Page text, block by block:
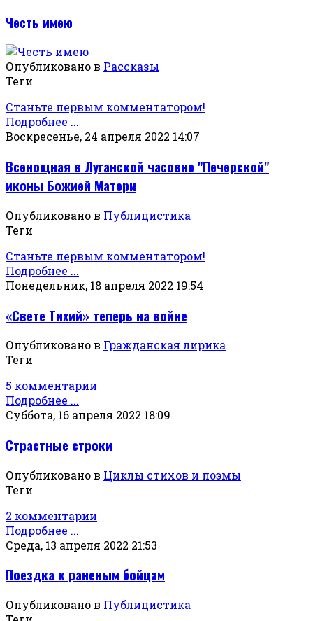
Честь имею
Опубликовано в Рассказы
Теги
Станьте первым комментатором!
Подробнее ...
Воскресенье, 24 апреля 2022 14:07
Всенощная в Луганской часовне "Печерской"
иконы Божией Матери
Опубликовано в Публицистика
Теги
Станьте первым комментатором!
Подробнее ...
Понедельник, 18 апреля 2022 19:54
«Свете Тихий» теперь на войне
Опубликовано в Гражданская лирика
Теги
5 комментарии
Подробнее ...
Суббота, 16 апреля 2022 18:09
Страстные строки
Опубликовано в Циклы стихов и поэмы
Теги
2 комментарии
Подробнее ...
Среда, 13 апреля 2022 21:53
Поездка к раненым бойцам
Опубликовано в Публицистика